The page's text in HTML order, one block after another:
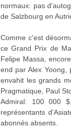
normaux: pas
de Salzbourg en
Comme c'est
ce Grand Prix de
Felipe Massa,
end par Alex Yoong,
envahit les grands
Pragmatique, Paul
Admiral: 100 000
représentants
abonnés absents.